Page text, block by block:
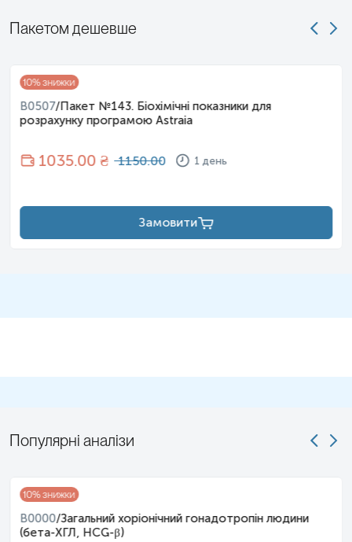
Пакетом дешевше
10% знижки
B0507/Пакет №143. Біохімічні показники для
розрахунку програмою Astraia
1035.00 ₴ 1150.00 1 день
Замовити
Популярні аналізи
10% знижки
B0000/Загальний хоріонічний гонадотропін людини
(бета-ХГЛ, HCG-β)